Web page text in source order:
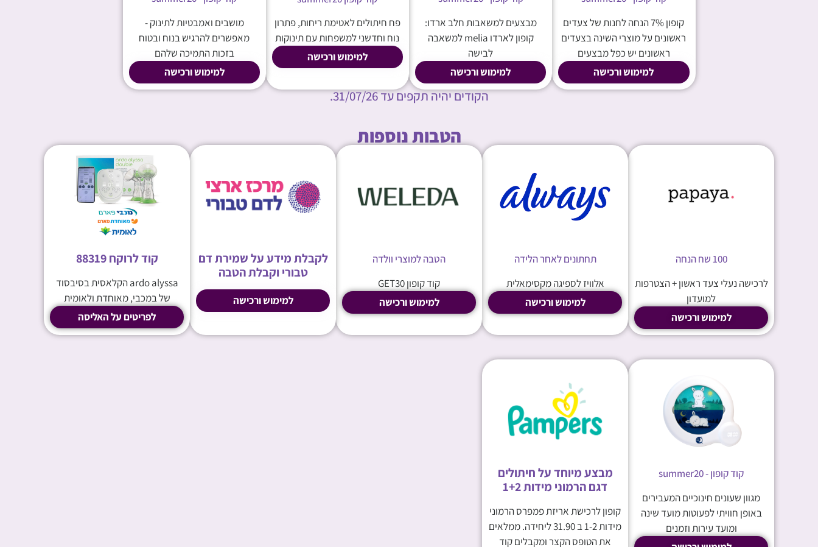
קופון 7% הנחה לחנות של צעדים
ראשונים על מוצרי השינה בצעדים
ראשונים יש כפל מבצעים
למימוש ורכישה
מבצעים למשאבות חלב ארדו:
קופון לארדו melia למשאבה
לבישה
למימוש ורכישה
פח חיתולים לאטימת ריחות, פתרון
נוח וחדשני למשפחות עם תינוקות
למימוש ורכישה
מושבים ואמבטיות לתינוק -
מאפשרים להרגיש בנוח ובטוח
בזכות התמיכה שלהם
למימוש ורכישה
הקודים יהיה תקפים עד 31/07/26.
הטבות נוספות
100 שח הנחה
לרכישה נעלי צעד ראשון + הצטרפות
למועדון
למימוש ורכישה
תחתונים לאחר הלידה
אלוויז לספיגה מקסימאלית
למימוש ורכישה
הטבה למוצרי וולדה
קוד קופון GET30
למימוש ורכישה
לקבלת מידע על שמירת דם
טבורי וקבלת הטבה
למימוש ורכישה
קוד לרוקח 88319
ardo alyssa הקלאסית בסיבסוד
של במכבי, מאוחדת ולאומית
לפריטים על האליסה
קוד קופון - summer20
מגוון שעונים חינוכיים המעבירים
באופן חוויתי לפעוטות מועד שינה
ומועד עירות וזמנים
מבצע מיוחד על חיתולים
דגם הרמוני מידות 1+2
קופון לרכישת אריזת פמפרס הרמוני
מידות 1-2 ב 31.90 ליחידה. ממלאים
את הטופס הקצר ומקבלים קוד